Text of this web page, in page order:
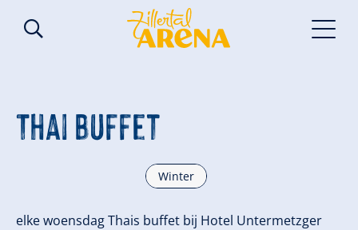
Thai Buffet
Winter
elke woensdag Thais buffet bij Hotel Untermetzger